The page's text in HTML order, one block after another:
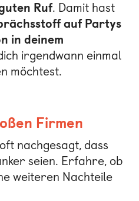
Ruf. Damit hast
auf Partys
in deinem
irgendwann einmal
möchtest.
Firmen
nachgesagt, dass
seien. Erfahre, ob
weiteren Nachteile